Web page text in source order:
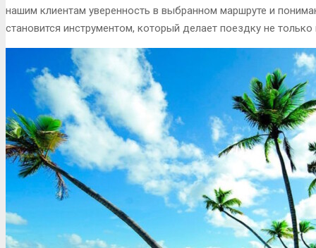
нашим клиентам уверенность в выбранном маршруте и
становится инструментом, который делает поездку не